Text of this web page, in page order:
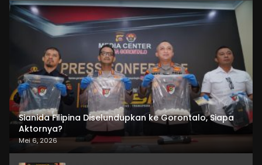
Sianida Filipina Diselundupkan ke Gorontalo, Siapa
Aktornya?
Mei 6, 2026